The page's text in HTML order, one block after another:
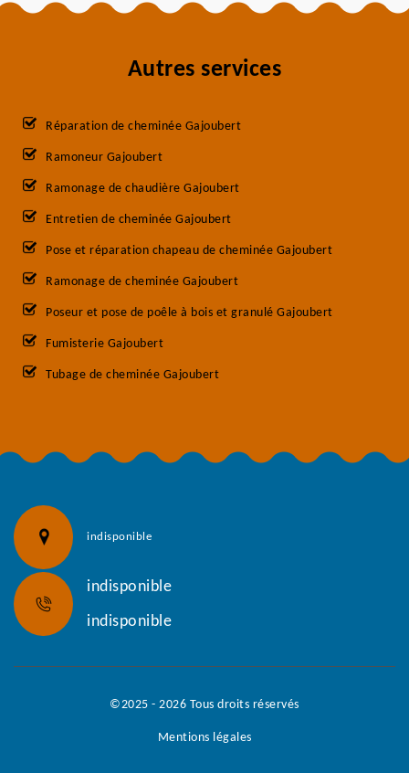
Autres services
Réparation de cheminée Gajoubert
Ramoneur Gajoubert
Ramonage de chaudière Gajoubert
Entretien de cheminée Gajoubert
Pose et réparation chapeau de cheminée Gajoubert
Ramonage de cheminée Gajoubert
Poseur et pose de poêle à bois et granulé Gajoubert
Fumisterie Gajoubert
Tubage de cheminée Gajoubert
indisponible
indisponible
indisponible
©2025 - 2026 Tous droits réservés
Mentions légales